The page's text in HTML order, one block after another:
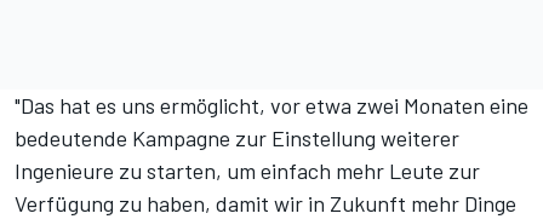
"Das hat es uns ermöglicht, vor etwa zwei Monaten eine
bedeutende Kampagne zur Einstellung weiterer
Ingenieure zu starten, um einfach mehr Leute zur
Verfügung zu haben, damit wir in Zukunft mehr Dinge